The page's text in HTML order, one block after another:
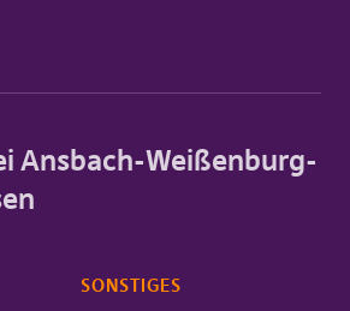
Ansbach-Weißenburg-
SONSTIGES